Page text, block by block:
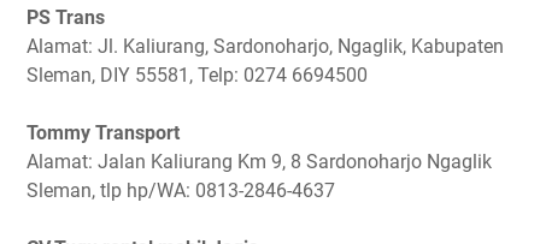
PS Trans
Alamat: Jl. Kaliurang, Sardonoharjo, Ngaglik, Kabupaten
Sleman, DIY 55581, Telp: 0274 6694500
Tommy Transport
Alamat: Jalan Kaliurang Km 9, 8 Sardonoharjo Ngaglik
Sleman, tlp hp/WA: 0813-2846-4637